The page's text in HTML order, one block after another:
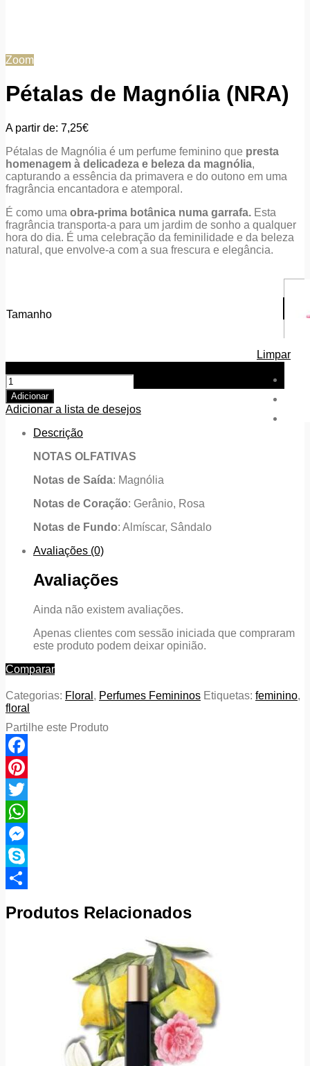
Zoom
Pétalas de Magnólia (NRA)
A partir de: 7,25€
Pétalas de Magnólia é um perfume feminino que presta
homenagem à delicadeza e beleza da magnólia,
capturando a essência da primavera e do outono em uma
fragrância encantadora e atemporal.
É como uma obra-prima botânica numa garrafa. Esta
fragrância transporta-a para um jardim de sonho a qualquer
hora do dia. É uma celebração da feminilidade e da beleza
natural, que envolve-a com a sua frescura e elegância.
Tamanho
Limpar
Adicionar
Adicionar a lista de desejos
Descrição
NOTAS OLFATIVAS
Notas de Saída: Magnólia
Notas de Coração: Gerânio, Rosa
Notas de Fundo: Almíscar, Sândalo
Avaliações (0)
Avaliações
Ainda não existem avaliações.
Apenas clientes com sessão iniciada que compraram
este produto podem deixar opinião.
Comparar
Categorias: Floral , Perfumes Femininos Etiquetas: feminino,
floral
Partilhe este Produto
Facebook
Pinterest
Twitter
WhatsApp
Messenger
Skype
Produtos Relacionados